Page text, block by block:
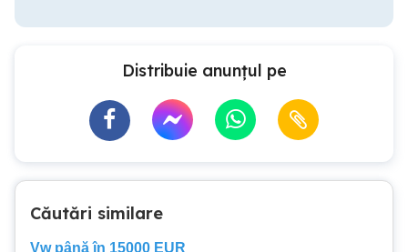
Distribuie anunțul pe
Căutări similare
Vw până în 15000 EUR